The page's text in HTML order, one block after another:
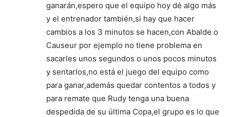
ganarán,espero que el equipo hoy dé algo más
y el entrenador también,si hay que hacer
cambios a los 3 minutos se hacen,con Abalde o
Causeur por ejemplo no tiene problema en
sacarles unos segundos o unos pocos minutos
y sentarlos,no está el juego del equipo como
para ganar,además quedar contentos a todos y
para remate que Rudy tenga una buena
despedida de su última Copa,el grupo es lo que